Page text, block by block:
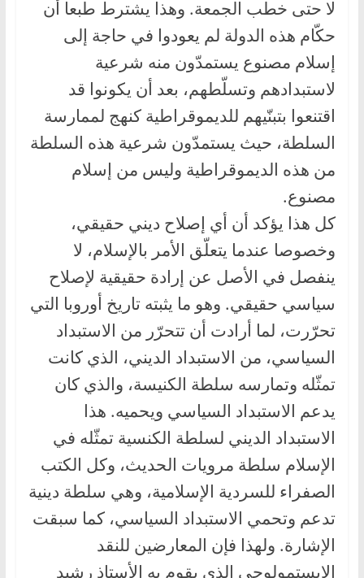
لا حتى خطب الجمعة. وهذا يشترط طبعا أن
حكّام هذه الدولة لم يعودوا في حاجة إلى
إسلام مصنوع يستمدّون منه شرعية
لاستبدادهم وتسلّطهم، بعد أن يكونوا قد
اقتنعوا بتبنّيهم للديموقراطية كنهج لممارسة
السلطة، حيث يستمدّون شرعية هذه السلطة
من هذه الديموقراطية وليس من إسلام
مصنوع.
كل هذا يؤكد أن أي إصلاح ديني حقيقي،
وخصوصا عندما يتعلّق الأمر بالإسلام، لا
ينفصل في الأصل عن إرادة حقيقية لإصلاح
سياسي حقيقي. وهو ما يثبته تاريخ أوروبا التي
تحرّرت، لما أرادت أن تتحرّر من الاستبداد
السياسي، من الاستبداد الديني، الذي كانت
تمثّله وتمارسه سلطة الكنيسة، والذي كان
يدعم الاستبداد السياسي ويحميه. هذا
الاستبداد الديني لسلطة الكنسية تمثّله في
الإسلام سلطة مرويات الحديث، وكل الكتب
الصفراء للسردية الإسلامية، وهي سلطة دينية
تدعم وتحمي الاستبداد السياسي، كما سبقت
الإشارة. ولهذا فإن المعارضين للنقد
الإبستمولوجي الذي يقوم به الأستاذ رشيد